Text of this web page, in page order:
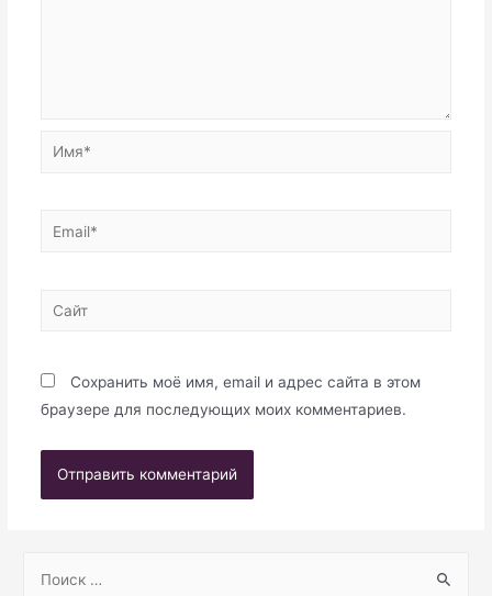
Имя*
Email*
Сайт
Сохранить моё имя, email и адрес сайта в этом
браузере для последующих моих комментариев.